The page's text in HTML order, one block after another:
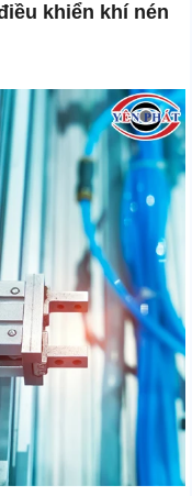
khiển khí nén